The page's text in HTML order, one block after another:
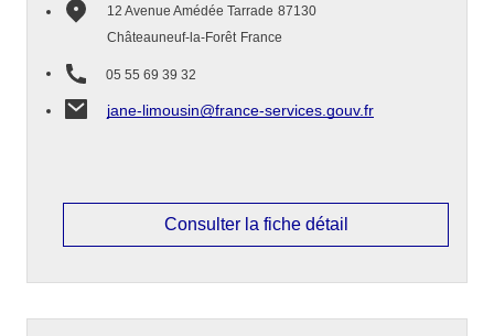
12 Avenue Amédée Tarrade 87130
Châteauneuf-la-Forêt France
05 55 69 39 32
jane-limousin@france-services.gouv.fr
Consulter la fiche détail